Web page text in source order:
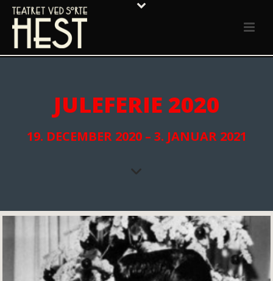
JULEFERIE 2020
19. DECEMBER 2020 – 3. JANUAR 2021